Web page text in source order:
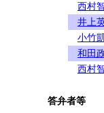
西村
井上
小竹
和田
西村
答弁者等